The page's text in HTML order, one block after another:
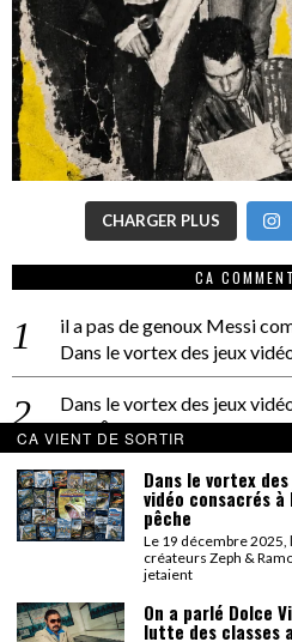
CHARGER PLUS
CA
il a pas de genoux Messi
Dans le vortex des jeux
Dans le vortex des jeux
PACÔME THIELLEMENT
La séance d’Hip Gnose
La Patrie
dans
On a parlé Dolce Vita et
Bernardino Femminielli
carte noire negra à l'o tiede
On a parlé Dolce Vita et
CA VIENT DE SORTIR
Dans le vortex
vidéo consacrés à
pêche
Le 19 décembre 2025,
créateurs Zeph &
jetaient
On a parlé Dolce
lutte des classes